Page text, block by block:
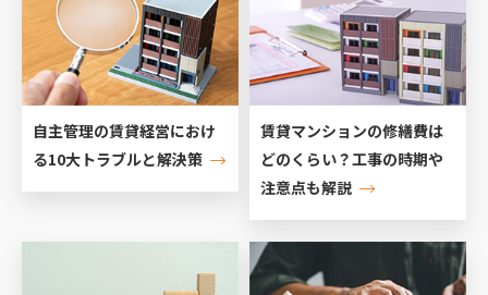
自主管理の賃貸経営におけ
る10大トラブルと解決策
賃貸マンションの修繕費は
どのくらい？工事の時期や
注意点も解説